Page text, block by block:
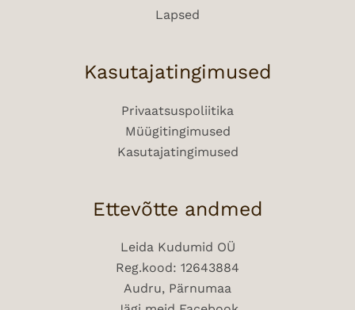
Lapsed
Kasutajatingimused
Privaatsuspoliitika
Müügitingimused
Kasutajatingimused
Ettevõtte andmed
Leida Kudumid OÜ
Reg.kood: 12643884
Audru, Pärnumaa